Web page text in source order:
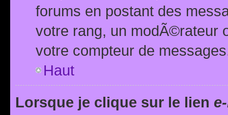
forums en postant des
votre rang, un modÃ©rateur
votre compteur de
Haut
Lorsque je clique sur le lien